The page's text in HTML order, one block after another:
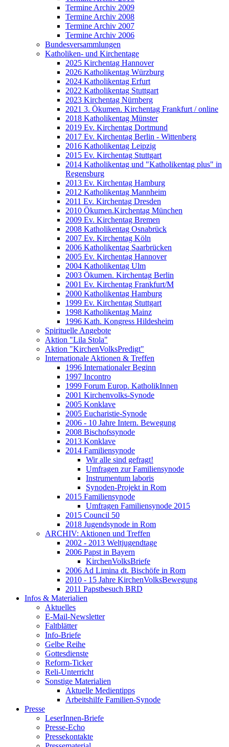
Termine Archiv 2009
Termine Archiv 2008
Termine Archiv 2007
Termine Archiv 2006
Bundesversammlungen
Katholiken- und Kirchentage
2025 Kirchentag Hannover
2026 Katholikentag Würzburg
2024 Katholikentag Erfurt
2022 Katholikentag Stuttgart
2023 Kirchentag Nürnberg
2021 3. Ökumen. Kirchentag Frankfurt / online
2018 Katholikentag Münster
2019 Ev. Kirchentag Dortmund
2017 Ev. Kirchentag Berlin - Wittenberg
2016 Katholikentag Leipzig
2015 Ev. Kirchentag Stuttgart
2014 Katholikentag und "Katholikentag plus" in
Regensburg
2013 Ev. Kirchentag Hamburg
2012 Katholikentag Mannheim
2011 Ev. Kirchentag Dresden
2010 Ökumen.Kirchentag München
2009 Ev. Kirchentag Bremen
2008 Katholikentag Osnabrück
2007 Ev. Kirchentag Köln
2006 Katholikentag Saarbrücken
2005 Ev. Kirchentag Hannover
2004 Katholikentag Ulm
2003 Ökumen. Kirchentag Berlin
2001 Ev. Kirchentag Frankfurt/M
2000 Katholikentag Hamburg
1999 Ev. Kirchentag Stuttgart
1998 Katholikentag Mainz
1996 Kath. Kongress Hildesheim
Spirituelle Angebote
Aktion "Lila Stola"
Aktion "KirchenVolksPredigt"
Internationale Aktionen & Treffen
1996 Internationaler Beginn
1997 Incontro
1999 Forum Europ. KatholikInnen
2001 Kirchenvolks-Synode
2005 Konklave
2005 Eucharistie-Synode
2006 - 10 Jahre Intern. Bewegung
2008 Bischofssynode
2013 Konklave
2014 Familiensynode
Wir alle sind gefragt!
Umfragen zur Familiensynode
Instrumentum laboris
Synoden-Projekt in Rom
2015 Familiensynode
Umfragen Familiensynode 2015
2015 Council 50
2018 Jugendsynode in Rom
ARCHIV: Aktionen und Treffen
2002 - 2013 Weltjugendtage
2006 Papst in Bayern
KirchenVolksBriefe
2006 Ad Limina dt. Bischöfe in Rom
2010 - 15 Jahre KirchenVolksBewegung
2011 Papstbesuch BRD
Infos & Materialien
Aktuelles
E-Mail-Newsletter
Faltblätter
Info-Briefe
Gelbe Reihe
Gottesdienste
Reform-Ticker
Reli-Unterricht
Sonstige Materialien
Aktuelle Medientipps
Arbeitshilfe Familien-Synode
Presse
LeserInnen-Briefe
Presse-Echo
Pressekontakte